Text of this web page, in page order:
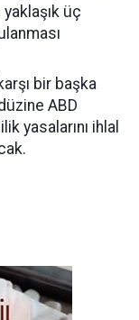
üç
bir başka
ABD
yasalarını ihlal